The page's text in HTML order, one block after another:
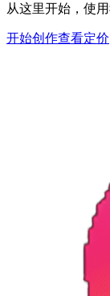
从这里开始，使
开始创作查看定价